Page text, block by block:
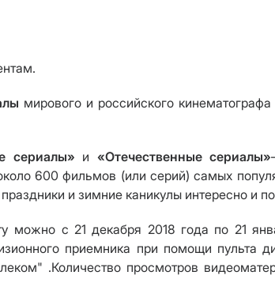
мирового и российского
сериалы» и «Отечественные сериалы»
600 фильмов (или серий) самых
и зимние каникулы интересно и
можно с 21 декабря 2018 года по 21
приемника при помощи пульта
.Количество просмотров